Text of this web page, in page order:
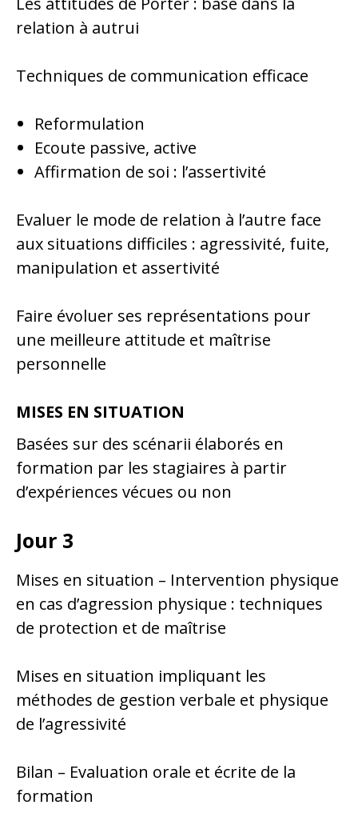
relation à autrui
Techniques de communication efficace
Reformulation
Ecoute passive, active
Affirmation de soi : l’assertivité
Evaluer le mode de relation à l’autre face
aux situations difficiles : agressivité, fuite,
manipulation et assertivité
Faire évoluer ses représentations pour
une meilleure attitude et maîtrise
personnelle
MISES EN SITUATION
Basées sur des scénarii élaborés en
formation par les stagiaires à partir
d’expériences vécues ou non
Jour 3
Mises en situation – Intervention physique
en cas d’agression physique : techniques
de protection et de maîtrise
Mises en situation impliquant les
méthodes de gestion verbale et physique
de l’agressivité
Bilan – Evaluation orale et écrite de la
formation